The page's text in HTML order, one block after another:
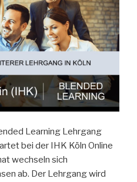
Learning Lehrgang
bei der IHK Köln Online
wechseln sich
ab. Der Lehrgang wird